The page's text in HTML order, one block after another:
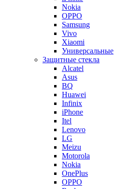
Nokia
OPPO
Samsung
Vivo
Xiaomi
Универсальные
Защитные стекла
Alcatel
Asus
BQ
Huawei
Infinix
iPhone
Itel
Lenovo
LG
Meizu
Motorola
Nokia
OnePlus
OPPO